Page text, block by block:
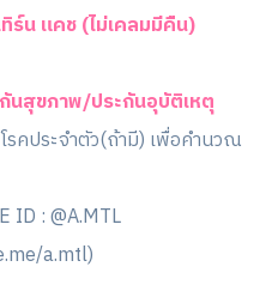
ทิร์น แคช (ไม่เคลมมีคืน)
นสุขภาพ/ประกันอุบัติเหตุ
รคประจำตัว(ถ้ามี) เพื่อคำนวณ
: @A.MTL
a.mtl)